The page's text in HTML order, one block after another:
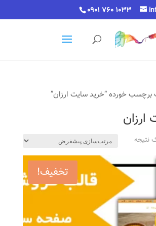
0901 760 1033
خورده “خرید سایت ارزان”
نتیجه
تخفیف!